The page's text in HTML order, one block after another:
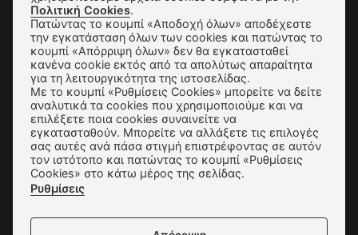
Αποστολές & Αλλαγές
Τρόποι Παραγγελίας & Πληρωμής
Όροι Χρήσης & Ασφάλεια
Πολιτική Απορρήτου
Ρυθμίσεις Cookies
Πολιτική Cookies.
Πατώντας το κουμπί «Αποδοχή όλων» αποδέχεστε
την εγκατάσταση όλων των cookies και πατώντας το
κουμπί «Απόρριψη όλων» δεν θα εγκατασταθεί
κανένα cookie εκτός από τα απολύτως απαραίτητα
για τη λειτουργικότητα της ιστοσελίδας.
Με το κουμπί «Ρυθμίσεις Cookies» μπορείτε να δείτε
αναλυτικά τα cookies που χρησιμοποιούμε και να
επιλέξετε ποια cookies συναινείτε να
εγκατασταθούν. Μπορείτε να αλλάξετε τις επιλογές
σας αυτές ανά πάσα στιγμή επιστρέφοντας σε αυτόν
τον ιστότοπο και πατώντας το κουμπί «Ρυθμίσεις
Cookies» στο κάτω μέρος της σελίδας.
Ρυθμίσεις